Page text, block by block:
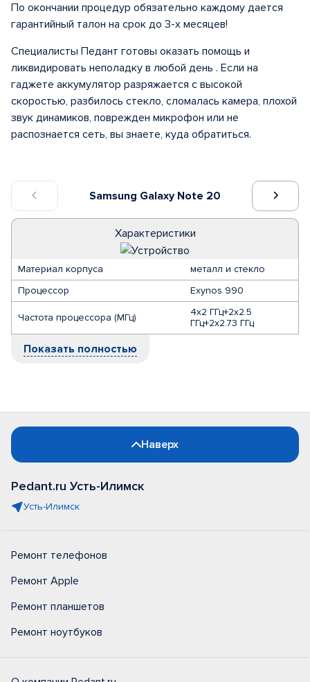
Samsung Galaxy Note 20
Характеристики
Материал корпуса
металл и стекло
Процессор
Exynos 990
Частота процессора (МГц)
4x2 ГГц+2x2.5
ГГц+2x2.73 ГГц
Показать полностью
По окончании процедур обязательно каждому дается
гарантийный талон на срок до 3-х месяцев!
Специалисты Педант готовы оказать помощь и
ликвидировать неполадку в любой день . Если на
гаджете аккумулятор разряжается с высокой
скоростью, разбилось стекло, сломалась камера, плохой
звук динамиков, поврежден микрофон или не
распознается сеть, вы знаете, куда обратиться.
Наверх
Pedant.ru Усть-Илимск
Усть-Илимск
Ремонт телефонов
Ремонт Apple
Ремонт планшетов
Ремонт ноутбуков